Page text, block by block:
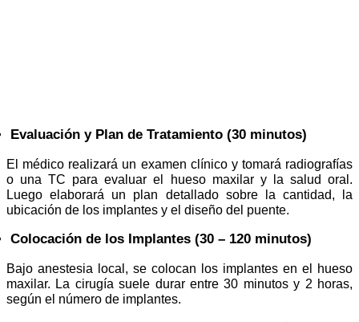
Evaluación y Plan de Tratamiento (30 minutos)
El médico realizará un examen clínico y tomará radiografías
o una TC para evaluar el hueso maxilar y la salud oral.
Luego elaborará un plan detallado sobre la cantidad, la
ubicación de los implantes y el diseño del puente.
Colocación de los Implantes (30 – 120 minutos)
Bajo anestesia local, se colocan los implantes en el hueso
maxilar. La cirugía suele durar entre 30 minutos y 2 horas,
según el número de implantes.